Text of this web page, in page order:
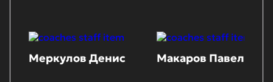
Меркулов Денис Макаров Павел